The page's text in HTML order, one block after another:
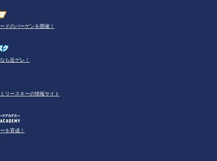
ドのバーゲンを開催！
ら近ゲレ！
リースキーの情報サイト
を育成！